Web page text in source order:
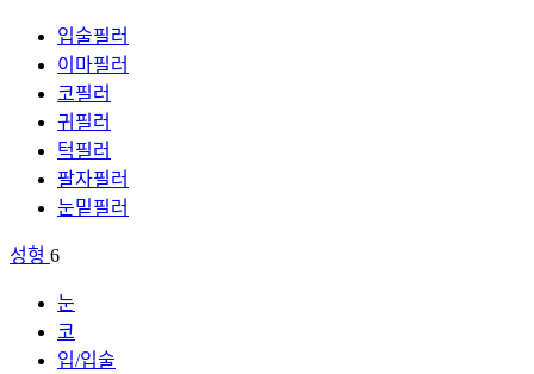
입술필러
이마필러
코필러
귀필러
턱필러
팔자필러
눈밑필러
성형 6
눈
코
입/입술